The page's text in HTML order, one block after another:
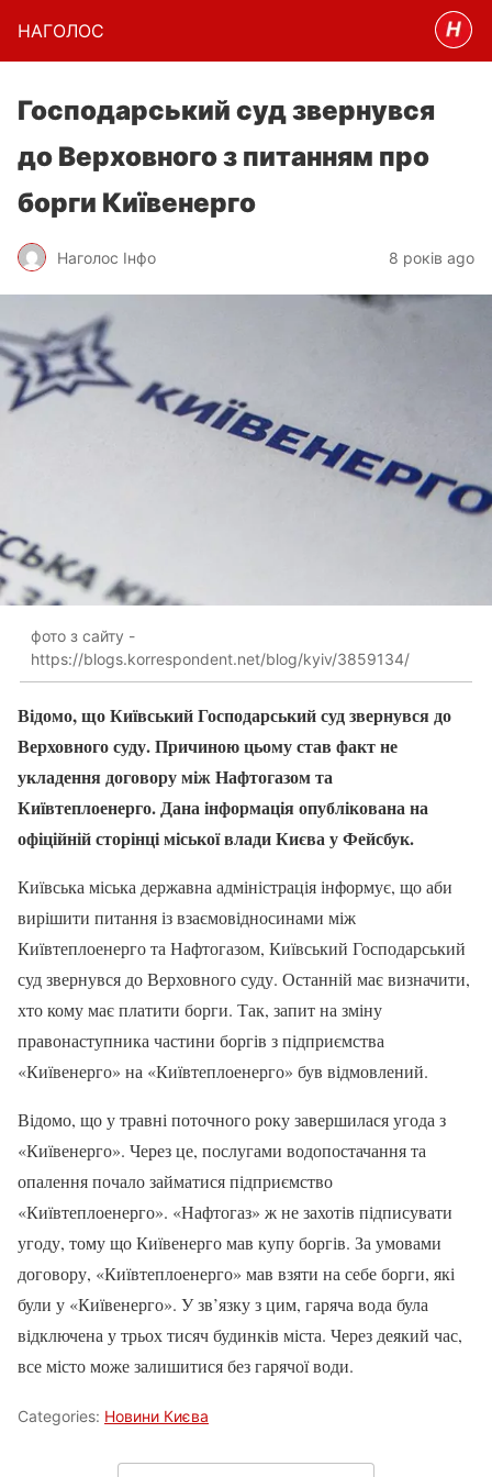
НАГОЛОC
Господарський суд звернувся
до Верховного з питанням про
борги Київенерго
Наголос Інфо 8 років ago
фото з сайту -
https://blogs.korrespondent.net/blog/kyiv/3859134/
Відомо, що Київський Господарський суд звернувся до
Верховного суду. Причиною цьому став факт не
укладення договору між Нафтогазом та
Київтеплоенерго. Дана інформація опублікована на
офіційній сторінці міської влади Києва у Фейсбук.
Київська міська державна адміністрація інформує, що аби
вирішити питання із взаємовідносинами між
Київтеплоенерго та Нафтогазом, Київський Господарський
суд звернувся до Верховного суду. Останній має визначити,
хто кому має платити борги. Так, запит на зміну
правонаступника частини боргів з підприємства
«Київенерго» на «Київтеплоенерго» був відмовлений.
Відомо, що у травні поточного року завершилася угода з
«Київенерго». Через це, послугами водопостачання та
опалення почало займатися підприємство
«Київтеплоенерго». «Нафтогаз» ж не захотів підписувати
угоду, тому що Київенерго мав купу боргів. За умовами
договору, «Київтеплоенерго» мав взяти на себе борги, які
були у «Київенерго». У зв’язку з цим, гаряча вода була
відключена у трьох тисяч будинків міста. Через деякий час,
все місто може залишитися без гарячої води.
Categories: Новини Києва